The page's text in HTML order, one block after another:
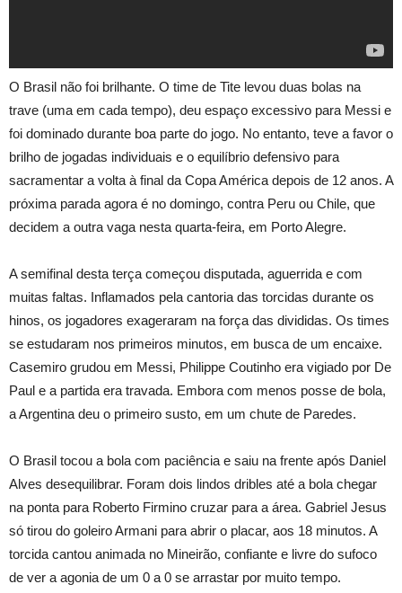
O Brasil não foi brilhante. O time de Tite levou duas bolas na
trave (uma em cada tempo), deu espaço excessivo para Messi e
foi dominado durante boa parte do jogo. No entanto, teve a favor o
brilho de jogadas individuais e o equilíbrio defensivo para
sacramentar a volta à final da Copa América depois de 12 anos. A
próxima parada agora é no domingo, contra Peru ou Chile, que
decidem a outra vaga nesta quarta-feira, em Porto Alegre.
A semifinal desta terça começou disputada, aguerrida e com
muitas faltas. Inflamados pela cantoria das torcidas durante os
hinos, os jogadores exageraram na força das divididas. Os times
se estudaram nos primeiros minutos, em busca de um encaixe.
Casemiro grudou em Messi, Philippe Coutinho era vigiado por De
Paul e a partida era travada. Embora com menos posse de bola,
a Argentina deu o primeiro susto, em um chute de Paredes.
O Brasil tocou a bola com paciência e saiu na frente após Daniel
Alves desequilibrar. Foram dois lindos dribles até a bola chegar
na ponta para Roberto Firmino cruzar para a área. Gabriel Jesus
só tirou do goleiro Armani para abrir o placar, aos 18 minutos. A
torcida cantou animada no Mineirão, confiante e livre do sufoco
de ver a agonia de um 0 a 0 se arrastar por muito tempo.